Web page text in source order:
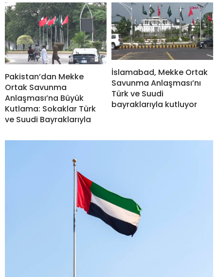
Pakistan’dan Mekke
Ortak Savunma
Anlaşması’na Büyük
Kutlama: Sokaklar Türk
ve Suudi Bayraklarıyla
İslamabad, Mekke Ortak
Savunma Anlaşması’nı
Türk ve Suudi
bayraklarıyla kutluyor